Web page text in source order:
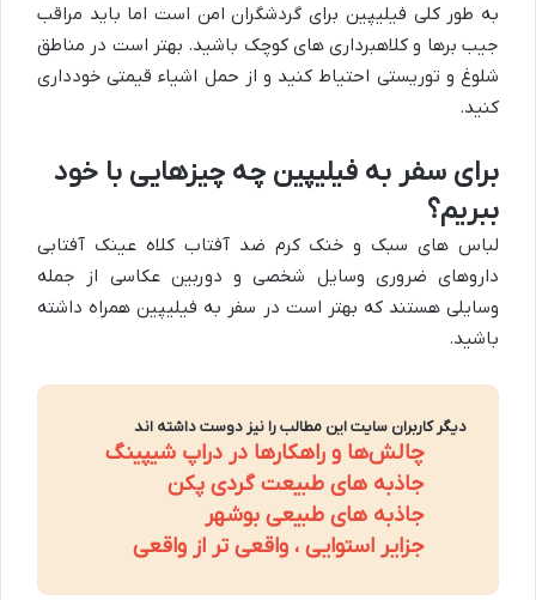
به طور کلی فیلیپین برای گردشگران امن است اما باید مراقب
جیب برها و کلاهبرداری های کوچک باشید. بهتر است در مناطق
شلوغ و توریستی احتیاط کنید و از حمل اشیاء قیمتی خودداری
کنید.
برای سفر به فیلیپین چه چیزهایی با خود
ببریم؟
لباس های سبک و خنک کرم ضد آفتاب کلاه عینک آفتابی
داروهای ضروری وسایل شخصی و دوربین عکاسی از جمله
وسایلی هستند که بهتر است در سفر به فیلیپین همراه داشته
باشید.
دیگر کاربران سایت این مطالب را نیز دوست داشته اند
چالش‌ها و راهکارها در دراپ شیپینگ
جاذبه های طبیعت گردی پکن
جاذبه های طبیعی بوشهر
جزایر استوایی ، واقعی تر از واقعی